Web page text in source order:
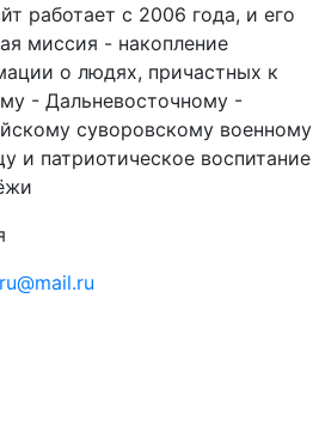
работает с 2006 года, и его
миссия - накопление
о людях, причастных к
- Дальневосточному -
суворовскому военному
и патриотическое воспитание